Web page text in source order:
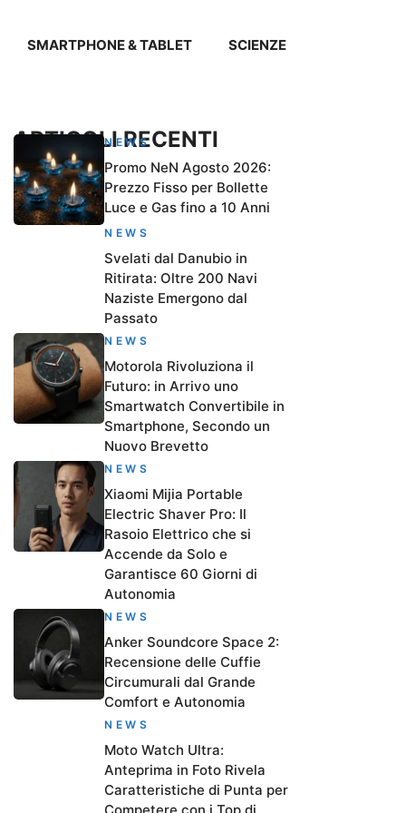
SMARTPHONE & TABLET SCIENZE
ARTICOLI RECENTI
NEWS
Promo NeN Agosto 2026:
Prezzo Fisso per Bollette
Luce e Gas fino a 10 Anni
NEWS
Svelati dal Danubio in
Ritirata: Oltre 200 Navi
Naziste Emergono dal
Passato
NEWS
Motorola Rivoluziona il
Futuro: in Arrivo uno
Smartwatch Convertibile in
Smartphone, Secondo un
Nuovo Brevetto
NEWS
Xiaomi Mijia Portable
Electric Shaver Pro: Il
Rasoio Elettrico che si
Accende da Solo e
Garantisce 60 Giorni di
Autonomia
NEWS
Anker Soundcore Space 2:
Recensione delle Cuffie
Circumurali dal Grande
Comfort e Autonomia
NEWS
Moto Watch Ultra:
Anteprima in Foto Rivela
Caratteristiche di Punta per